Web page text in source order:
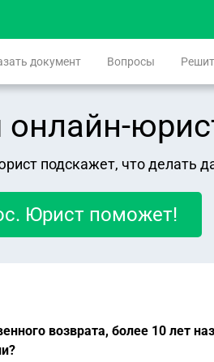
документ Вопросы
юрист
подскажет, что делать
Юрист поможет!
возврата, более 10 лет